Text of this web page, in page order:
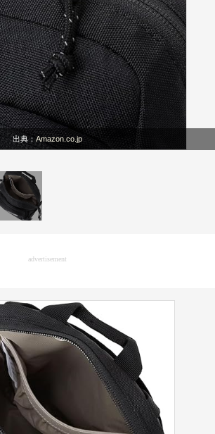
出典：Amazon.co.jp
advertisement